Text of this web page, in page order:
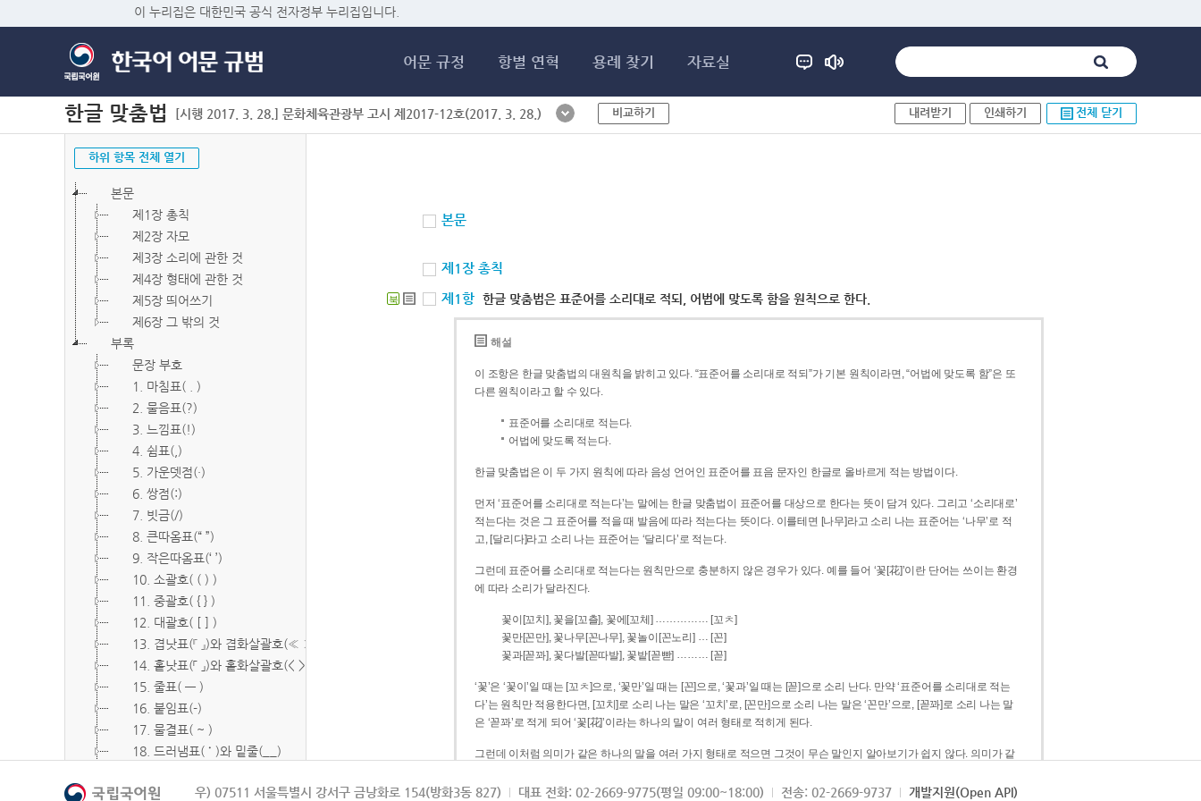
이 누리집은 대한민국 공식 전자정부 누리집입니다.
어문 규정 항별 연혁 용례 찾기 자료실
한글 맞춤법 [시행 2017. 3. 28.] 문화체육관광부 고시 제2017-12호(2017. 3. 28.) 비교하기 내려받기 인쇄하기 전체 닫기
하위 항목 전체 열기
본문
제1장 총칙
제2장 자모
제3장 소리에 관한 것
제4장 형태에 관한 것
제5장 띄어쓰기
제6장 그 밖의 것
부록
문장 부호
1. 마침표( . )
2. 물음표(?)
3. 느낌표(!)
4. 쉼표(,)
5. 가운뎃점(·)
6. 쌍점(:)
7. 빗금(/)
8. 큰따옴표(“ ”)
9. 작은따옴표(‘ ’)
10. 소괄호( ( ) )
11. 중괄호( { } )
12. 대괄호( [ ] )
13. 겹낫표(『 』)와 겹화살괄호(≪ ≫)
14. 홑낫표(「 」)와 홑화살괄호(< >)
15. 줄표( ― )
16. 붙임표(-)
17. 물결표( ~ )
18. 드러냄표( ˙ )와 밑줄(__)
20. 빠짐표( □ )
본문
제1장 총칙
북 제1항 한글 맞춤법은 표준어를 소리대로 적되, 어법에 맞도록 함을 원칙으로 한다.
해설
이 조항은 한글 맞춤법의 대원칙을 밝히고 있다. “표준어를 소리대로 적되”가 기본 원칙이라면, “어법에 맞도록 함”은 또
다른 원칙이라고 할 수 있다.
표준어를 소리대로 적는다.
어법에 맞도록 적는다.
한글 맞춤법은 이 두 가지 원칙에 따라 음성 언어인 표준어를 표음 문자인 한글로 올바르게 적는 방법이다.
먼저 ‘표준어를 소리대로 적는다’는 말에는 한글 맞춤법이 표준어를 대상으로 한다는 뜻이 담겨 있다. 그리고 ‘소리대로’
적는다는 것은 그 표준어를 적을 때 발음에 따라 적는다는 뜻이다. 이를테면 [나무]라고 소리 나는 표준어는 ‘나무’로 적
고, [달리다]라고 소리 나는 표준어는 ‘달리다’로 적는다.
그런데 표준어를 소리대로 적는다는 원칙만으로 충분하지 않은 경우가 있다. 예를 들어 ‘꽃[花]’이란 단어는 쓰이는 환경
에 따라 소리가 달라진다.
꽃이[꼬치], 꽃을[꼬츨], 꽃에[꼬체] …………… [꼬ㅊ]
꽃만[꼰만], 꽃나무[꼰나무], 꽃놀이[꼰노리] … [꼰]
꽃과[꼳꽈], 꽃다발[꼳따발], 꽃밭[꼳빧] ……… [꼳]
‘꽃’은 ‘꽃이’일 때는 [꼬ㅊ]으로, ‘꽃만’일 때는 [꼰]으로, ‘꽃과’일 때는 [꼳]으로 소리 난다. 만약 ‘표준어를 소리대로 적는
다’는 원칙만 적용한다면, [꼬치]로 소리 나는 말은 ‘꼬치’로, [꼰만]으로 소리 나는 말은 ‘꼰만’으로, [꼳꽈]로 소리 나는 말
은 ‘꼳꽈’로 적게 되어 ‘꽃[花]’이라는 하나의 말이 여러 형태로 적히게 된다.
그런데 이처럼 의미가 같은 하나의 말을 여러 가지 형태로 적으면 그것이 무슨 말인지 알아보기가 쉽지 않다. 의미가 같
되게 적는 것이 의미를 파악하는 데 효과적이다.
우) 07511 서울특별시 강서구 금낭화로 154(방화3동 827) 대표 전화: 02-2669-9775(평일 09:00~18:00) 전송: 02-2669-9737 개발지원(Open API)